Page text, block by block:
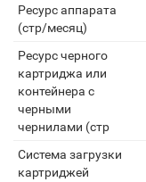
Ресурс аппарата
(стр/месяц)
Ресурс черного
картриджа или
контейнера с
черными
чернилами (стр
Система загрузки
картриджей